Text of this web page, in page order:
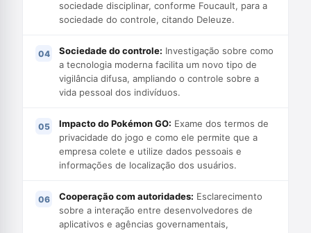
sociedade disciplinar, conforme Foucault, para a
sociedade do controle, citando Deleuze.
Sociedade do controle: Investigação sobre como
a tecnologia moderna facilita um novo tipo de
vigilância difusa, ampliando o controle sobre a
vida pessoal dos indivíduos.
Impacto do Pokémon GO: Exame dos termos de
privacidade do jogo e como ele permite que a
empresa colete e utilize dados pessoais e
informações de localização dos usuários.
Cooperação com autoridades: Esclarecimento
sobre a interação entre desenvolvedores de
aplicativos e agências governamentais,